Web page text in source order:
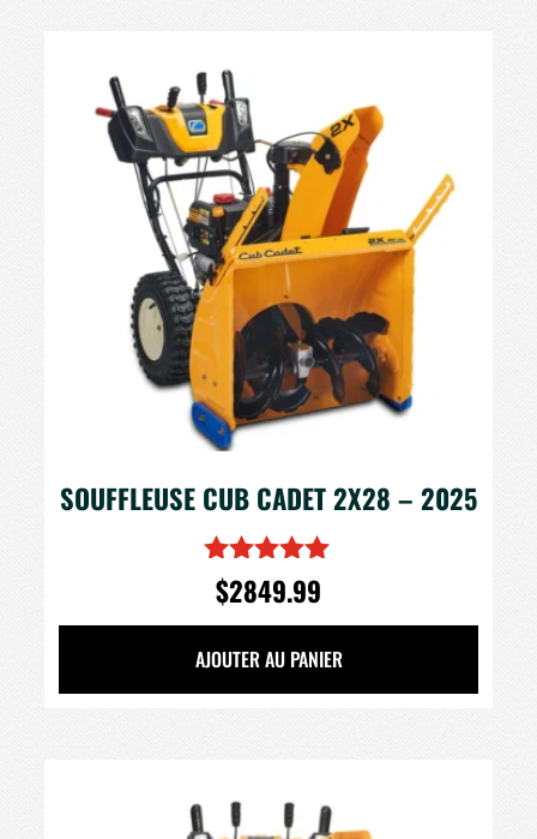
SOUFFLEUSE CUB CADET 2X28 – 2025
Note
5.00
sur 5
$2849.99
AJOUTER AU PANIER